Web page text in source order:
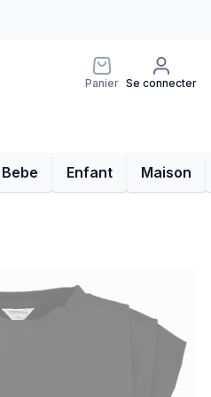
Panier Se connecter
Bebe Enfant Maison